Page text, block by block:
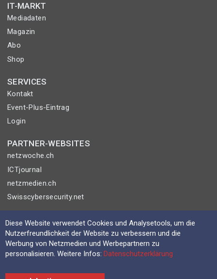
IT-MARKT
Mediadaten
Magazin
Abo
Shop
SERVICES
Kontakt
Event-Plus-Eintrag
Login
PARTNER-WEBSITES
netzwoche.ch
ICTjournal
netzmedien.ch
Swisscybersecurity.net
© NETZMEDIEN AG 2026
Impressum
AGB
Nutzungsbestimmungen
Datenschutzerklärung
Diese Website verwendet Cookies und Analysetools, um die
Nutzerfreundlichkeit der Website zu verbessern und die
Werbung von Netzmedien und Werbepartnern zu
personalisieren. Weitere Infos:Datenschutzerklärung